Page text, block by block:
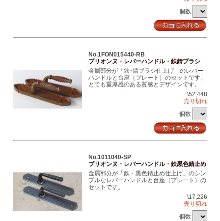
個数
No.1FON015440-RB
ブリオンヌ・レバーハンドル・鉄錆ブラシ
金属部分が「鉄･錆ブラシ仕上げ」のレバー
ハンドルと台座（プレート）のセットです。
とても重厚感のある質感とデザインです。
\52,448
売り切れ
個数
No.1011040-SP
ブリオンヌ・レバーハンドル・鉄黒色錆止め
金属部分が「鉄・黒色錆止め仕上げ」のシン
プルなレバーハンドルと台座（プレート）の
セットです。
\17,226
売り切れ
個数